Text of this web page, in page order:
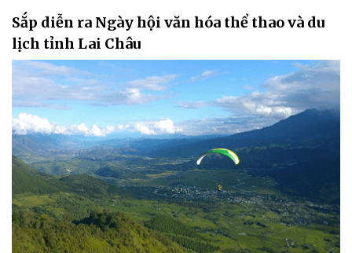
Sắp diễn ra Ngày hội văn hóa thể thao và du
lịch tỉnh Lai Châu